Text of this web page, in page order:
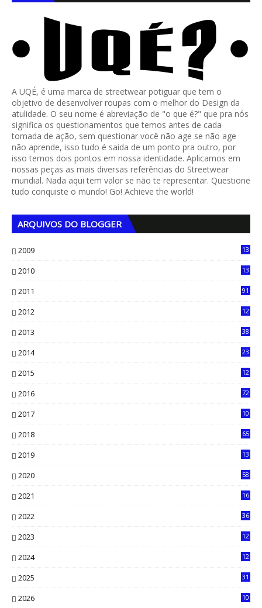
A UQÉ, é uma marca de streetwear potiguar que tem o
objetivo de desenvolver roupas com o melhor do Design da
atulidade. O seu nome é abreviação de "o que é?" que pra nós
significa os questionamentos que temos antes de cada
tomada de ação, sem questionar você não age se não age
não aprende, isso tudo é saida de um ponto pra outro, por
isso temos dois pontos em nossa identidade. Aplicamos em
nossas peças as mais diversas referências do Streetwear
mundial. Nada aqui tem valor se não te representar. Questione
tudo conquiste o mundo! Go! Achieve the world!
ARQUIVOS DO BLOGGER
2009
13
2010
13
2011 91
2012
12
2013
38
2014
23
2015
12
2016
72
2017 10
2018 65
2019
13
2020
58
2021
16
2022
36
2023
12
2024
12
2025
31
2026
10